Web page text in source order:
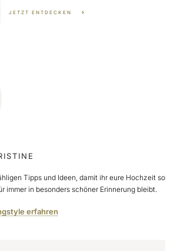
JETZT ENTDECKEN
Tipps und Ideen, damit ihr eure Hochzeit so
immer in besonders schöner Erinnerung bleibt.
erfahren